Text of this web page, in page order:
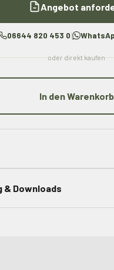
Angebot
06644 820 453 0|
oder direkt kaufen
In den Warenkorb
& Downloads